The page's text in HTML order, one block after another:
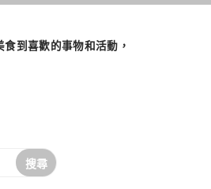
到喜歡的事物和活動，